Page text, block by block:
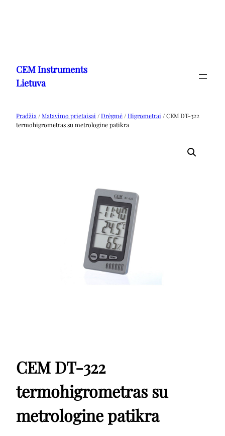
turinio
CEM Instruments
Lietuva
Pradžia /Matavimo prietaisai /Drėgmė /Higrometrai / CEM DT-322
termohigrometras su metrologine patikra
CEM DT-322
termohigrometras su
metrologine patikra